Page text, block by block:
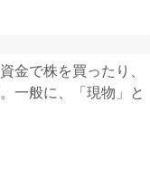
金で株を買ったり、
一般に、「現物」と